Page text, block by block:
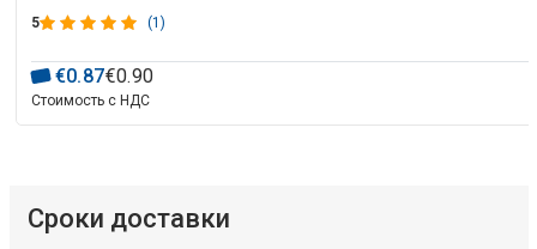
5 (1)
€0.87€0.90
Стоимость с НДС
Сроки доставки